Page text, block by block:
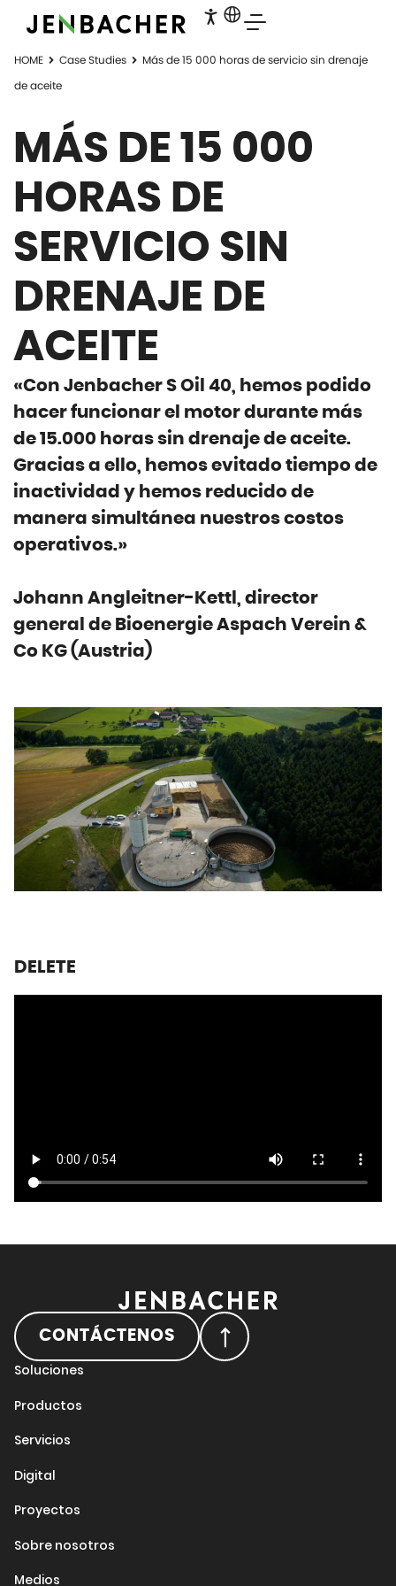
HOME Case Studies
Más de 15 000 horas de servicio sin drenaje
de aceite
MÁS DE 15 000
HORAS DE
SERVICIO SIN
DRENAJE DE
ACEITE
«Con Jenbacher S Oil 40, hemos podido
hacer funcionar el motor durante más
de 15.000 horas sin drenaje de aceite.
Gracias a ello, hemos evitado tiempo de
inactividad y hemos reducido de
manera simultánea nuestros costos
operativos.»
Johann Angleitner-Kettl, director
general de Bioenergie Aspach Verein &
Co KG (Austria)
DELETE
CONTÁCTENOS
Soluciones
Productos
Servicios
Digital
Proyectos
Sobre nosotros
Medios